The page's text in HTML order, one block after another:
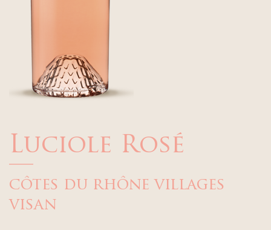
Luciole Rosé
—
côtes du rhône villages
visan